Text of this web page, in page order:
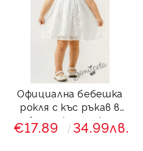
Официална бебешка
рокля с къс ръкав в
бяло с къдричка,
дантела и лента за
€17.89 34.99лв.